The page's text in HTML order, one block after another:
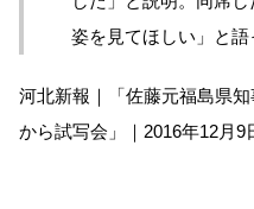
姿を見てほしい」と語
河北新報｜「佐藤元福島県
から試写会」｜2016年12月9